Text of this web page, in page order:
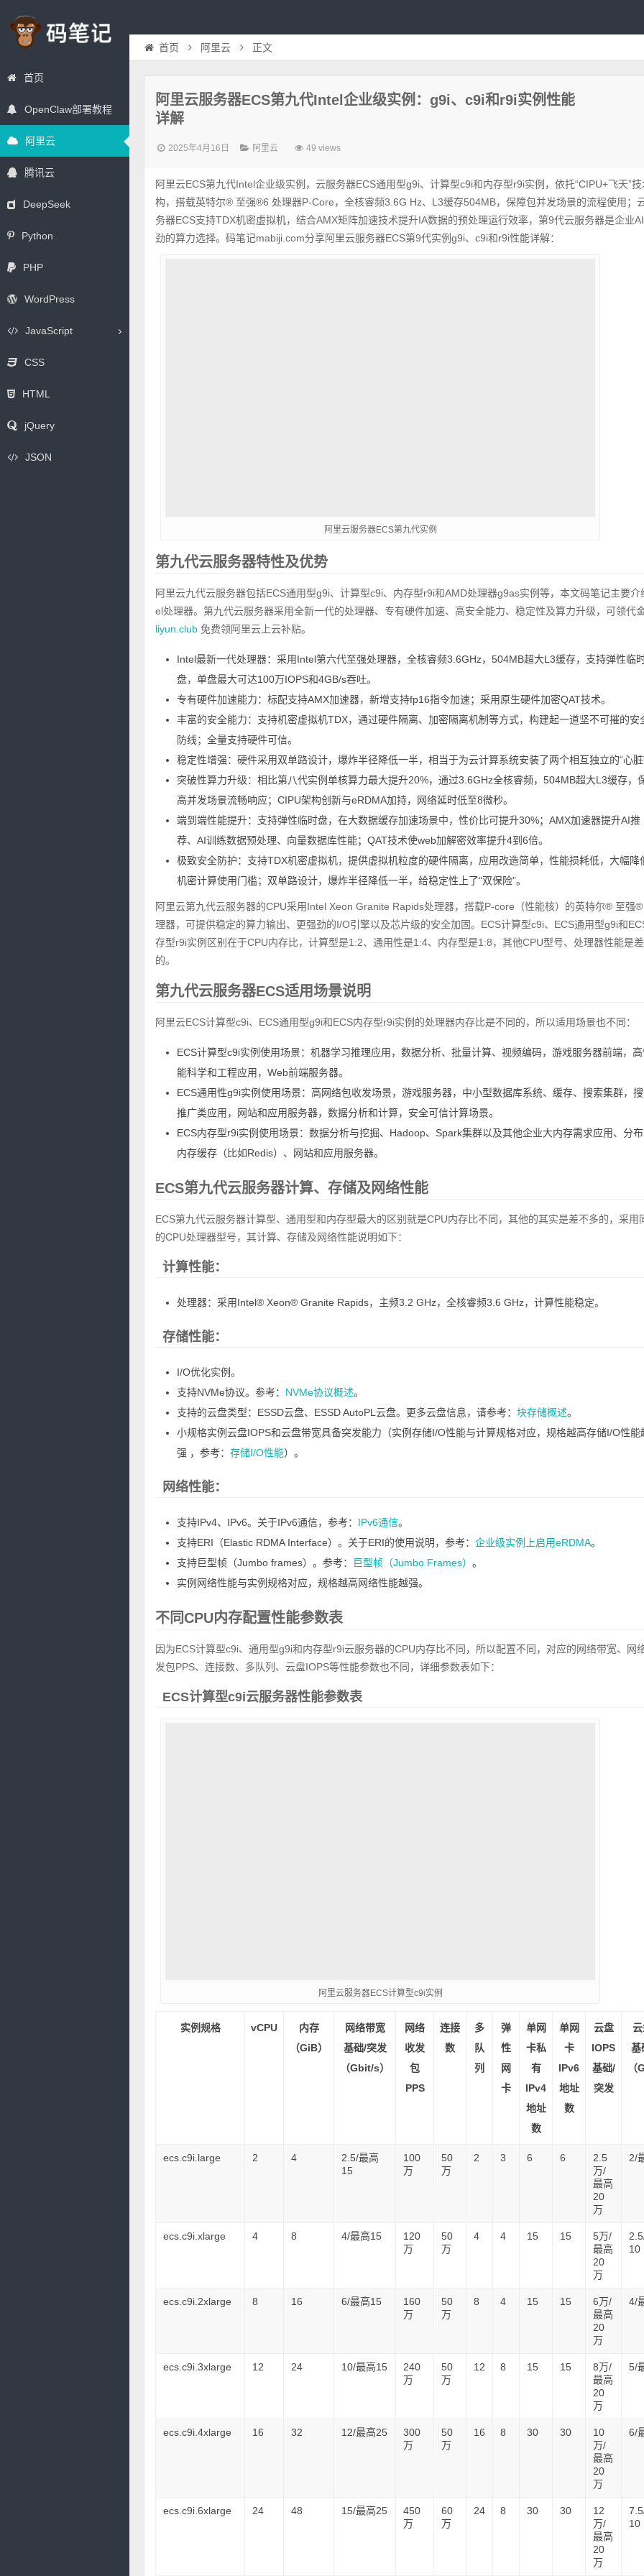
首页
OpenClaw部署教程
阿里云
腾讯云
DeepSeek
Python
PHP
WordPress
JavaScript
CSS
HTML
jQuery
JSON
首页 阿里云 正文
阿里云服务器ECS第九代Intel企业级实例：g9i、c9i和r9i实例性能
详解
2025年4月16日 阿里云 49 views
阿里云ECS第九代Intel企业级实例，云服务器ECS通用型g9i、计算型c9i和内存型r9i实例，依托“CIPU+飞天”
构，搭载英特尔® 至强®6 处理器P-Core，全核睿频3.6G Hz、L3缓存504MB，保障包并发场景的流程使用；
务器ECS支持TDX机密虚拟机，结合AMX矩阵加速技术提升IA数据的预处理运行效率，第9代云服务器是企业
劲的算力选择。码笔记mabiji.com分享阿里云服务器ECS第9代实例g9i、c9i和r9i性能详解：
阿里云服务器ECS第九代实例
第九代云服务器特性及优势
阿里云九代云服务器包括ECS通用型g9i、计算型c9i、内存型r9i和AMD处理器g9as实例等，本文码笔记主要介
el处理器。第九代云服务器采用全新一代的处理器、专有硬件加速、高安全能力、稳定性及算力升级，可领代
liyun.club 免费领阿里云上云补贴。
Intel最新一代处理器：采用Intel第六代至强处理器，全核睿频3.6GHz，504MB超大L3缓存，支持弹性临
盘，单盘最大可达100万IOPS和4GB/s吞吐。
专有硬件加速能力：标配支持AMX加速器，新增支持fp16指令加速；采用原生硬件加密QAT技术。
丰富的安全能力：支持机密虚拟机TDX，通过硬件隔离、加密隔离机制等方式，构建起一道坚不可摧的安
防线；全量支持硬件可信。
稳定性增强：硬件采用双单路设计，爆炸半径降低一半，相当于为云计算系统安装了两个相互独立的“心脏
突破性算力升级：相比第八代实例单核算力最大提升20%，通过3.6GHz全核睿频，504MB超大L3缓存，
高并发场景流畅响应；CIPU架构创新与eRDMA加持，网络延时低至8微秒。
端到端性能提升：支持弹性临时盘，在大数据缓存加速场景中，性价比可提升30%；AMX加速器提升AI推
荐、AI训练数据预处理、向量数据库性能；QAT技术使web加解密效率提升4到6倍。
极致安全防护：支持TDX机密虚拟机，提供虚拟机粒度的硬件隔离，应用改造简单，性能损耗低，大幅降
机密计算使用门槛；双单路设计，爆炸半径降低一半，给稳定性上了“双保险”。
阿里云第九代云服务器的CPU采用Intel Xeon Granite Rapids处理器，搭载P-core（性能核）的英特尔® 至强
理器，可提供稳定的算力输出、更强劲的I/O引擎以及芯片级的安全加固。ECS计算型c9i、ECS通用型g9i和
存型r9i实例区别在于CPU内存比，计算型是1:2、通用性是1:4、内存型是1:8，其他CPU型号、处理器性能是
的。
第九代云服务器ECS适用场景说明
阿里云ECS计算型c9i、ECS通用型g9i和ECS内存型r9i实例的处理器内存比是不同的，所以适用场景也不同：
ECS计算型c9i实例使用场景：机器学习推理应用，数据分析、批量计算、视频编码，游戏服务器前端，
能科学和工程应用，Web前端服务器。
ECS通用性g9i实例使用场景：高网络包收发场景，游戏服务器，中小型数据库系统、缓存、搜索集群，
推广类应用，网站和应用服务器，数据分析和计算，安全可信计算场景。
ECS内存型r9i实例使用场景：数据分析与挖掘、Hadoop、Spark集群以及其他企业大内存需求应用、分
内存缓存（比如Redis）、网站和应用服务器。
ECS第九代云服务器计算、存储及网络性能
ECS第九代云服务器计算型、通用型和内存型最大的区别就是CPU内存比不同，其他的其实是差不多的，采用
的CPU处理器型号，其计算、存储及网络性能说明如下：
计算性能：
处理器：采用Intel® Xeon® Granite Rapids，主频3.2 GHz，全核睿频3.6 GHz，计算性能稳定。
存储性能：
I/O优化实例。
支持NVMe协议。参考： NVMe协议概述。
支持的云盘类型：ESSD云盘、ESSD AutoPL云盘。更多云盘信息，请参考： 块存储概述。
小规格实例云盘IOPS和云盘带宽具备突发能力（实例存储I/O性能与计算规格对应，规格越高存储I/O性能
强 ，参考： 存储I/O性能）。
网络性能：
支持IPv4、IPv6。关于IPv6通信，参考： IPv6通信。
支持ERI（Elastic RDMA Interface）。关于ERI的使用说明，参考： 企业级实例上启用eRDMA。
支持巨型帧（Jumbo frames）。参考：
巨型帧（Jumbo Frames） 。
实例网络性能与实例规格对应，规格越高网络性能越强。
不同CPU内存配置性能参数表
因为ECS计算型c9i、通用型g9i和内存型r9i云服务器的CPU内存比不同，所以配置不同，对应的网络带宽、网
发包PPS、连接数、多队列、云盘IOPS等性能参数也不同，详细参数表如下：
ECS计算型c9i云服务器性能参数表
阿里云服务器ECS计算型c9i实例
实例规格 vCPU
内存
（GiB）
网络带宽
基础/突发
（Gbit/s）
网络
收发
包
PPS
连接
数
多
队
列
弹
性
网
卡
单网
卡私
有
IPv4
地址
数
单网
卡
IPv6
地址
数
云盘
IOPS
基础/
突发
基
ecs.c9i.large 2 4
2.5/最高
15
100
万
50
万
2 3 6 6
2.5
万/
最高
20
万
2/
ecs.c9i.xlarge 4 8 4/最高15
120
万
50
万
4 4 15 15
5万/
最高
20
万
10
ecs.c9i.2xlarge 8 16 6/最高15
160
万
50
万
8 4 15 15
6万/
最高
20
万
4/
ecs.c9i.3xlarge 12 24 10/最高15
240
万
50
万
12 8 15 15
8万/
最高
20
万
5/
ecs.c9i.4xlarge 16 32 12/最高25
300
万
50
万
16 8 30 30
10
万/
最高
20
万
6/
ecs.c9i.6xlarge 24 48 15/最高25
450
万
60
万
24 8 30 30
12
万/
最高
20
万
10